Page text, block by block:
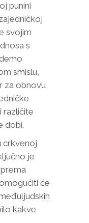
punini
svojim
s
smislu,
za obnovu
različite
dobi.
crkvenoj
je
će
kakve